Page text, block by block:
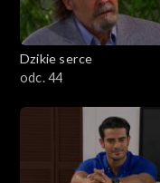
Dzikie serce
odc. 44